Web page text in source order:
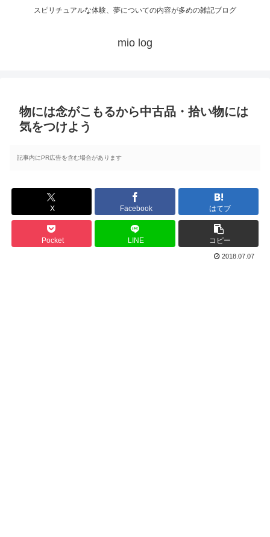
スピリチュアルな体験、夢についての内容が多めの雑記ブログ
mio log
物には念がこもるから中古品・拾い物には
気をつけよう
記事内にPR広告を含む場合があります
X Facebook はてブ
Pocket LINE コピー
2018.07.07